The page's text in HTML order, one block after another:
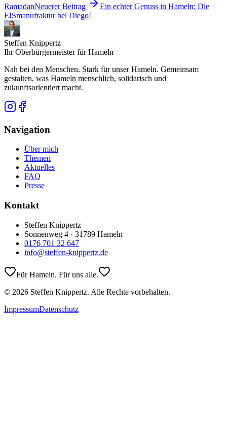
RamadanNeuerer Beitrag
Ein echter Genuss in Hameln: Die
EISmanufraktur bei Diego!
Steffen Knippertz
Ihr Oberbürgermeister für Hameln
Nah bei den Menschen. Stark für unser Hameln. Gemeinsam
gestalten, was Hameln menschlich, solidarisch und
zukunftsorientiert macht.
Navigation
Über mich
Themen
Aktuelles
FAQ
Presse
Kontakt
Steffen Knippertz
Sonnenweg 4 · 31789 Hameln
0176 701 32 647
info@steffen-knippertz.de
Für Hameln. Für uns alle.
© 2026 Steffen Knippertz. Alle Rechte vorbehalten.
ImpressumDatenschutz